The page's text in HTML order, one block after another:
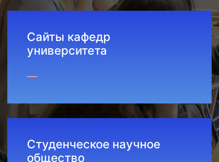
Сайты кафедр
университета
Студенческое научное
общество